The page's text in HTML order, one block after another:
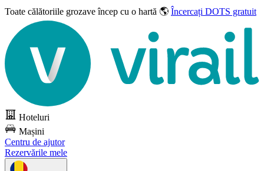
Toate călătoriile grozaveîncep cu o hartă 🌎 Încercați DOTS gratuit
Hoteluri
Mașini
Centru de ajutor
Rezervările mele